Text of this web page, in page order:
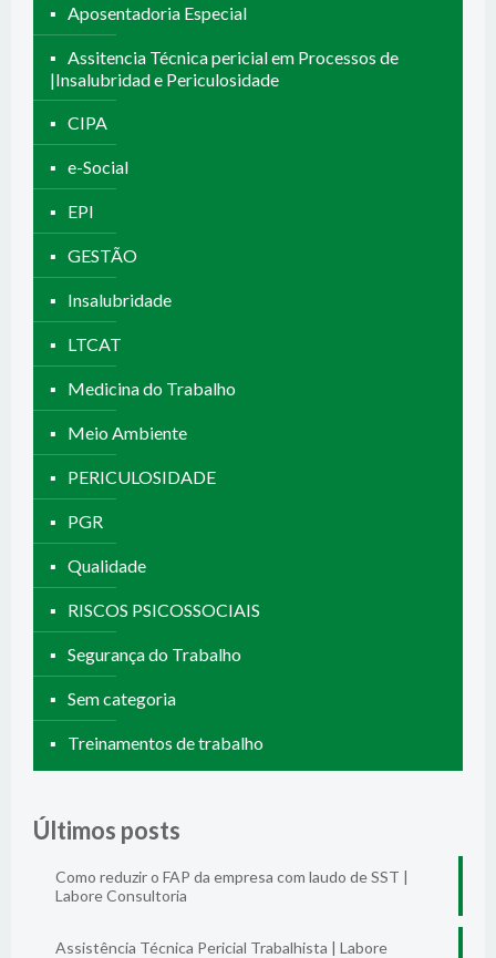
Aposentadoria Especial
Assitencia Técnica pericial em Processos de
|Insalubridad e Periculosidade
CIPA
e-Social
EPI
GESTÃO
Insalubridade
LTCAT
Medicina do Trabalho
Meio Ambiente
PERICULOSIDADE
PGR
Qualidade
RISCOS PSICOSSOCIAIS
Segurança do Trabalho
Sem categoria
Treinamentos de trabalho
Últimos posts
Como reduzir o FAP da empresa com laudo de SST |
Labore Consultoria
Assistência Técnica Pericial Trabalhista | Labore